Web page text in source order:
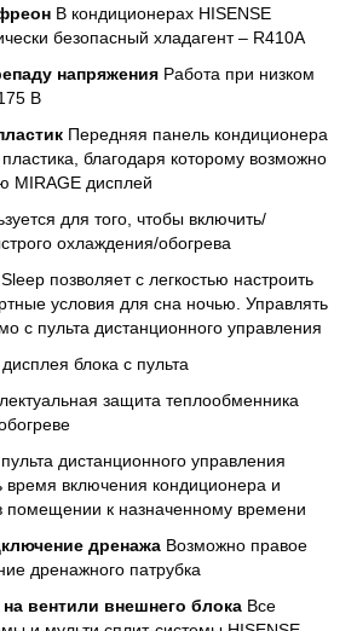
В кондиционерах HISENSE
безопасный хладагент – R410A
напряжения Работа при низком
В
Передняя панель кондиционера
пластика, благодаря которому возможно
MIRAGE дисплей
для того, чтобы включить/
охлаждения/обогрева
позволяет с легкостью настроить
условия для сна ночью. Управлять
с пульта дистанционного управления
блока с пульта
защита теплообменника
дистанционного управления
время включения кондиционера и
помещении к назначенному времени
дренажа Возможно правое
дренажного патрубка
вентили внешнего блока Все